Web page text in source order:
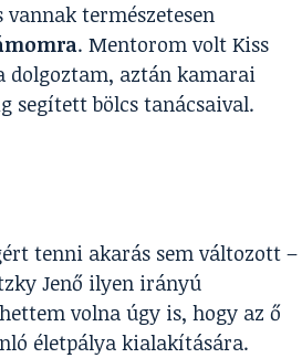
természetesen
. Mentorom volt Kiss
dolgoztam, aztán kamarai
segített bölcs tanácsaival.
tenni akarás sem változott –
Jenő ilyen irányú
volna úgy is, hogy az ő
életpálya kialakítására.